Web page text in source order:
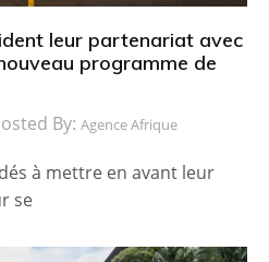
leur partenariat avec
programme de
By: Agence Afrique
à mettre en avant leur
se